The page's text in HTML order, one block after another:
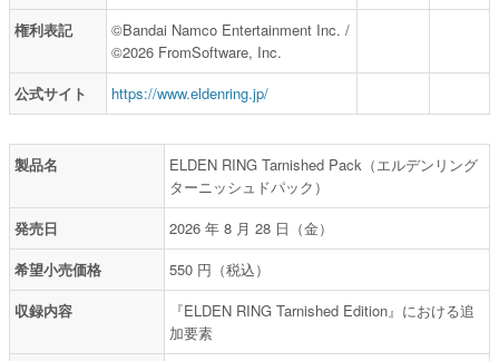
権利表記
©Bandai Namco Entertainment Inc. /
©2026 FromSoftware, Inc.
公式サイト
https://www.eldenring.jp/
製品名
ELDEN RING Tarnished Pack（エルデンリング
ターニッシュドパック）
発売日
2026 年 8 月 28 日（金）
希望小売価格
550 円（税込）
収録内容
『ELDEN RING Tarnished Edition』における追
加要素